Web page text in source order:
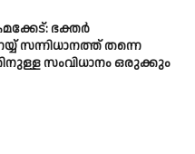
ഭക്തർ
സന്നിധാനത്ത് തന്നെ
സംവിധാനം ഒരുക്കും